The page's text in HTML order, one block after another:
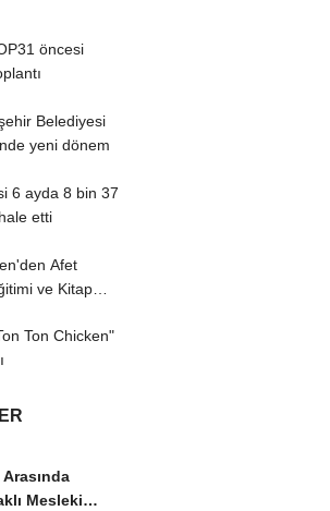
öncesi
Belediyesi
yeni dönem
6 ayda 8 bin 37
etti
Afet
ve Kitap
Ton Chicken"
Mesleki